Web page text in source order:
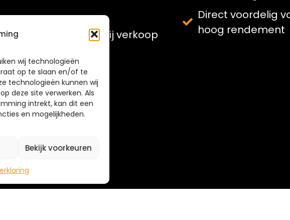
wij technologieën
op te slaan en/of te
technologieën kunnen wij
deze site verwerken. Als
intrekt, kan dit een
en mogelijkheden.
Bekijk voorkeuren
woning interessant bij verkoop
Direct voordelig
hoog rendement